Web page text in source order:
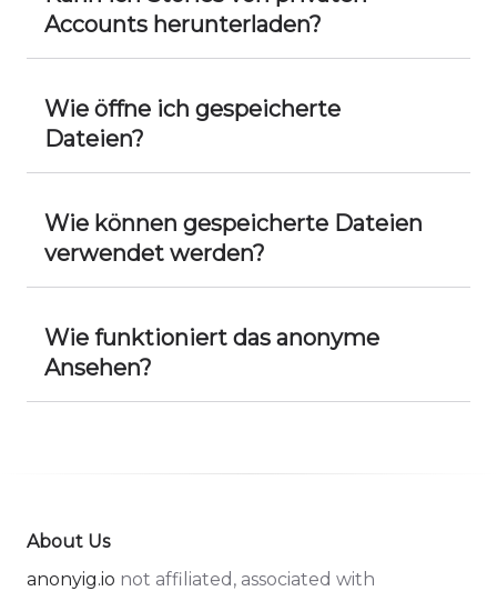
Accounts herunterladen?
Wie öffne ich gespeicherte
Dateien?
Wie können gespeicherte Dateien
verwendet werden?
Wie funktioniert das anonyme
Ansehen?
About Us
anonyig.io not affiliated, associated with